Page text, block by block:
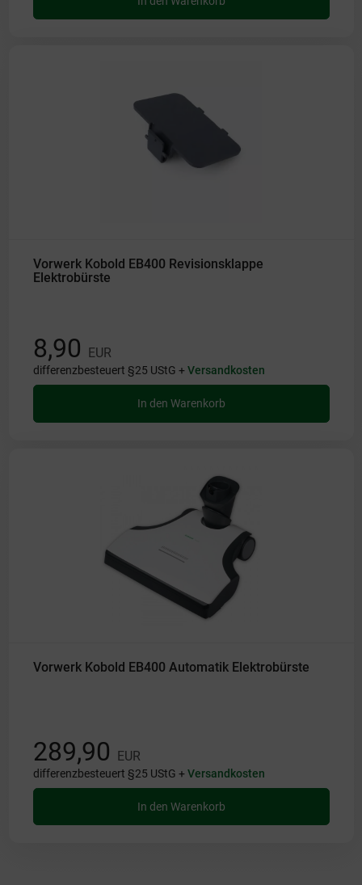
Vorwerk Kobold EB400 Revisionsklappe
Elektrobürste
8,90 EUR
differenzbesteuert §25 UStG +Versandkosten
In den Warenkorb
Vorwerk Kobold EB400 Automatik Elektrobürste
289,90 EUR
differenzbesteuert §25 UStG +Versandkosten
In den Warenkorb